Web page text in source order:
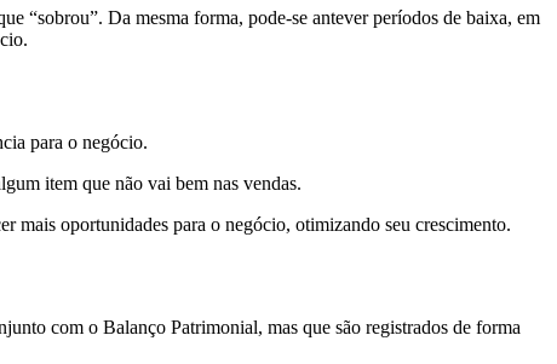
“sobrou”. Da mesma forma, pode-se antever períodos de baixa, em
para o negócio.
item que não vai bem nas vendas.
mais oportunidades para o negócio, otimizando seu crescimento.
com o Balanço Patrimonial, mas que são registrados de forma